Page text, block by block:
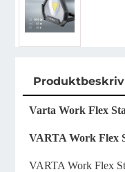
Varta Work Flex
VARTA Work Flex
VARTA Work Flex